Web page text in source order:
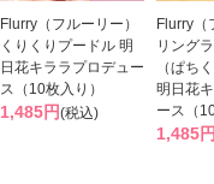
Flurry（フルーリー）
くりくりプードル 明
日花キララプロデュー
ス（10枚入り）
1,485円(税込)
Flurry（
リング
（ぱち
明日花
ース（
1,485